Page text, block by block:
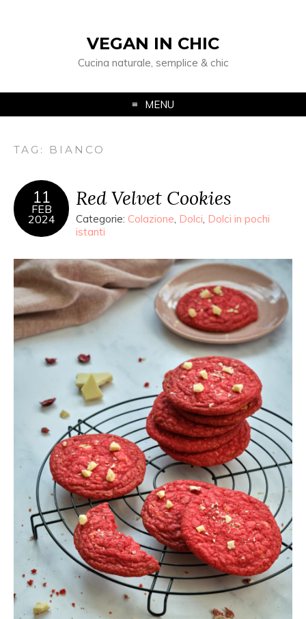
VEGAN IN CHIC
Cucina naturale, semplice & chic
MENU
TAG: BIANCO
11
FEB
2024
Red Velvet Cookies
Categorie: Colazione, Dolci, Dolci in pochi
istanti